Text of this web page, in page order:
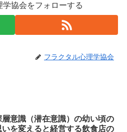
学協会をフォローする
フラクタル心理学協会
層意識（潜在意識）の幼い頃の
いを変えると経営する飲食店の